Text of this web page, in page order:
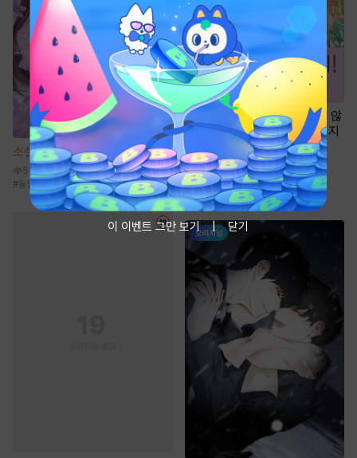
소설 몰락한 가문의 소저가 되다
58.7만
#동양풍 #능력녀 #걸크러시 #전생/환생
만화
[일권만] 내게 간섭하지 않
겠다던 냉정한 남편이 어째선지
저만 바라봅니다 [단행본]
1천
# 로맨스 #능력녀 #연애/결혼 #부부
#무심남
이 이벤트 그만 보기 닫기